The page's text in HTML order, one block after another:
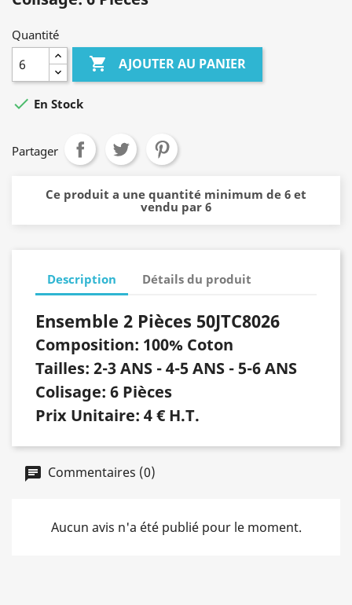
Quantité
 AJOUTER AU PANIER
 En Stock
Partager
Ce produit a une quantité minimum de 6 et
vendu par 6
Description Détails du produit
Ensemble 2 Pièces 50JTC8026
Composition: 100% Coton
Tailles: 2-3 ANS - 4-5 ANS - 5-6 ANS
Colisage: 6 Pièces
Prix Unitaire: 4 € H.T.
Commentaires (0)
Aucun avis n'a été publié pour le moment.